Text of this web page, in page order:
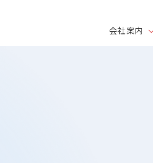
会社案内